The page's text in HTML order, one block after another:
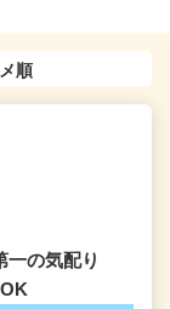
一の気配り